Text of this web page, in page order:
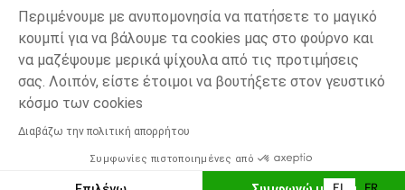
Περιμένουμε με ανυπομονησία να πατήσετε το μαγικό
κουμπί για να βάλουμε τα cookies μας στο φούρνο και
να μαζέψουμε μερικά ψίχουλα από τις προτιμήσεις
σας. Λοιπόν, είστε έτοιμοι να βουτήξετε στον γευστικό
κόσμο των cookies
Διαβάζω την πολιτική απορρήτου
Συμφωνίες πιστοποιημένες από
Multicolore
one
Δυνατότητα πληρωμής με
ΠΡΟΣΘΉΚΗ ΣΤΟ ΚΑΛΆΘΙ
*Εμπορικες προσφορες
Προσωπικά δεδομένα
Διαχείρηση των cookies
Προσβασιμότητα: μη συμμορφούμενη
H Orchestra συμμετέχει στον κωδικά δεοντολογίας και στο σύστημα
μεσολάβησης της Γαλλικής Ομοσπονδίας Ηλεκτρονικού Εμπορίου.